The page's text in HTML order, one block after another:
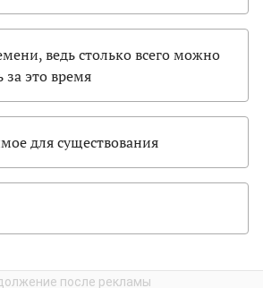
ведь столько всего можно
это время
для существования